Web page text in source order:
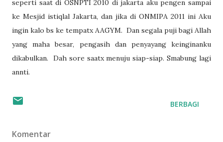
seperti saat di OSNPTI 2010 di jakarta aku pengen sampai
ke Mesjid istiqlal Jakarta, dan jika di ONMIPA 2011 ini Aku
ingin kalo bs ke tempatx AAGYM. Dan segala puji bagi Allah
yang maha besar, pengasih dan penyayang keinginanku
dikabulkan. Dah sore saatx menuju siap-siap. Smabung lagi
annti.
BERBAGI
Komentar